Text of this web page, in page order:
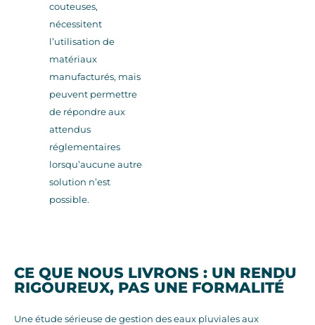
couteuses,
nécessitent
l’utilisation de
matériaux
manufacturés, mais
peuvent permettre
de répondre aux
attendus
réglementaires
lorsqu’aucune autre
solution n’est
possible.
CE QUE NOUS LIVRONS : UN RENDU
RIGOUREUX, PAS UNE FORMALITÉ
Une étude sérieuse de gestion des eaux pluviales aux